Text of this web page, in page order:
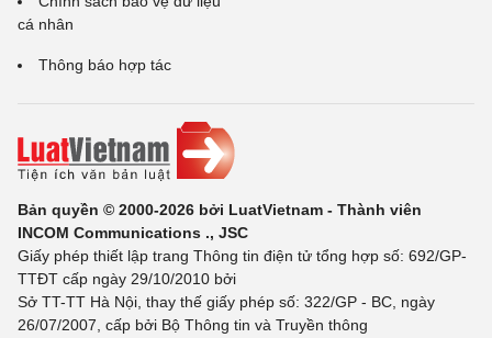
cá nhân
Thông báo hợp tác
Bản quyền © 2000-2026 bởi LuatVietnam - Thành viên
INCOM Communications ., JSC
Giấy phép thiết lập trang Thông tin điện tử tổng hợp số: 692/GP-
TTĐT cấp ngày 29/10/2010 bởi
Sở TT-TT Hà Nội, thay thế giấy phép số: 322/GP - BC, ngày
26/07/2007, cấp bởi Bộ Thông tin và Truyền thông